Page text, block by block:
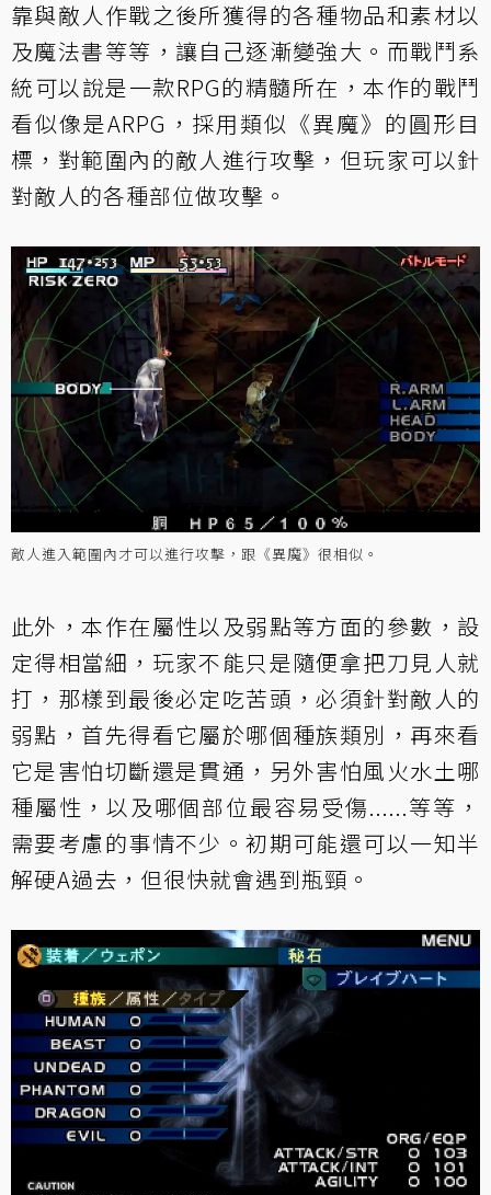
靠與敵人作戰之後所獲得的各種物品和素材以
及魔法書等等，讓自己逐漸變強大。而戰鬥系
統可以說是一款RPG的精髓所在，本作的戰鬥
看似像是ARPG，採用類似《異魔》的圓形目
標，對範圍內的敵人進行攻擊，但玩家可以針
對敵人的各種部位做攻擊。
敵人進入範圍內才可以進行攻擊，跟《異魔》很相似。
此外，本作在屬性以及弱點等方面的參數，設
定得相當細，玩家不能只是隨便拿把刀見人就
打，那樣到最後必定吃苦頭，必須針對敵人的
弱點，首先得看它屬於哪個種族類別，再來看
它是害怕切斷還是貫通，另外害怕風火水土哪
種屬性，以及哪個部位最容易受傷......等等，
需要考慮的事情不少。初期可能還可以一知半
解硬A過去，但很快就會遇到瓶頸。